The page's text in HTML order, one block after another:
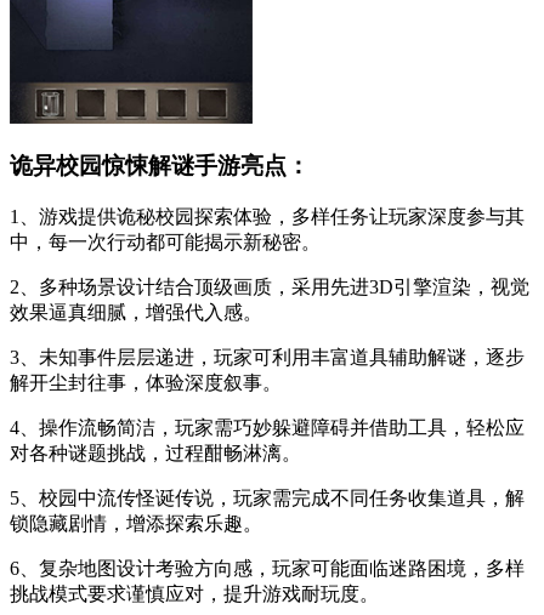
诡异校园惊悚解谜手游亮点：
1、游戏提供诡秘校园探索体验，多样任务让玩家深度参与其
中，每一次行动都可能揭示新秘密。
2、多种场景设计结合顶级画质，采用先进3D引擎渲染，视觉
效果逼真细腻，增强代入感。
3、未知事件层层递进，玩家可利用丰富道具辅助解谜，逐步
解开尘封往事，体验深度叙事。
4、操作流畅简洁，玩家需巧妙躲避障碍并借助工具，轻松应
对各种谜题挑战，过程酣畅淋漓。
5、校园中流传怪诞传说，玩家需完成不同任务收集道具，解
锁隐藏剧情，增添探索乐趣。
6、复杂地图设计考验方向感，玩家可能面临迷路困境，多样
挑战模式要求谨慎应对，提升游戏耐玩度。